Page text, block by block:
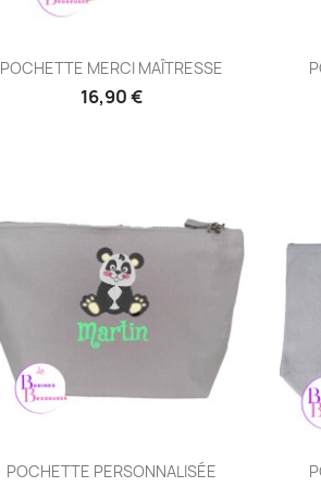
Aperçu rapide
POCHETTE MERCI MAÎTRESSE
16,90 €
Aperçu rapide
POCHETTE PERSONNALISÉE